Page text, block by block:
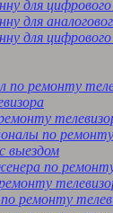
для цифрового
для
для
по ремонту
по
выездом
по
ремонту